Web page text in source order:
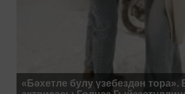
«Бәхетле булу үзебездән тора».